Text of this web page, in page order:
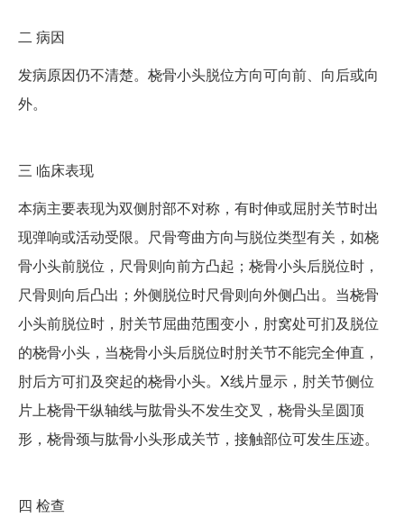
二 病因
发病原因仍不清楚。桡骨小头脱位方向可向前、向后或向
外。
三 临床表现
本病主要表现为双侧肘部不对称，有时伸或屈肘关节时出
现弹响或活动受限。尺骨弯曲方向与脱位类型有关，如桡
骨小头前脱位，尺骨则向前方凸起；桡骨小头后脱位时，
尺骨则向后凸出；外侧脱位时尺骨则向外侧凸出。当桡骨
小头前脱位时，肘关节屈曲范围变小，肘窝处可扪及脱位
的桡骨小头，当桡骨小头后脱位时肘关节不能完全伸直，
肘后方可扪及突起的桡骨小头。X线片显示，肘关节侧位
片上桡骨干纵轴线与肱骨头不发生交叉，桡骨头呈圆顶
形，桡骨颈与肱骨小头形成关节，接触部位可发生压迹。
四 检查